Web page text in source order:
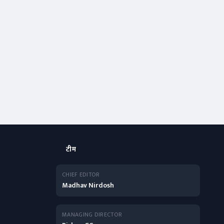
टीम
CHIEF EDITOR
Madhav Nirdosh
MANAGING DIRECTOR